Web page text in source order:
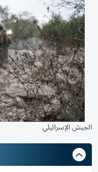
الجيش الإسرائيلي